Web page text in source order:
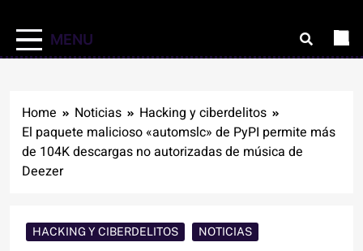
MENU
Home Noticias
Hacking y ciberdelitos
El paquete malicioso «automslc» de PyPI permite más
de 104K descargas no autorizadas de música de
Deezer
HACKING Y CIBERDELITOS NOTICIAS